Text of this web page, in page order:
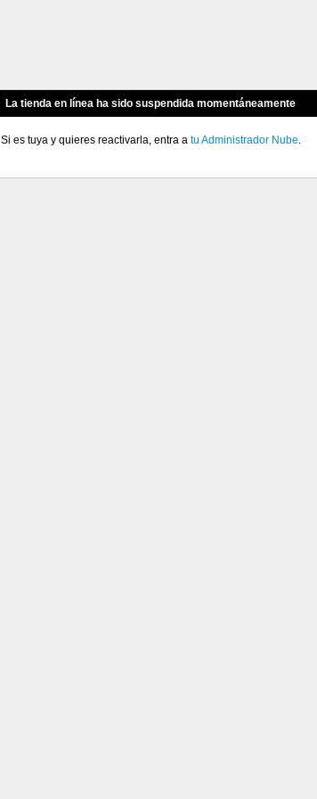
La tienda en línea ha sido suspendida momentáneamente
Si es tuya y quieres reactivarla, entra a tu Administrador Nube.